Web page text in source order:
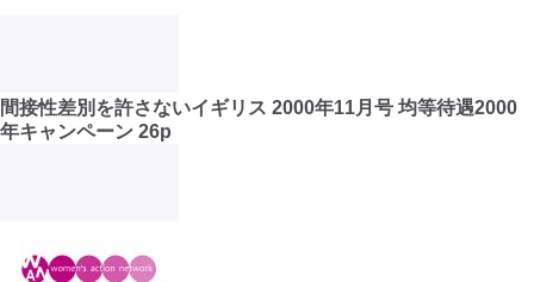
間接性差別を許さないイギリス 2000年11月号 均等待遇2000
年キャンペーン 26p